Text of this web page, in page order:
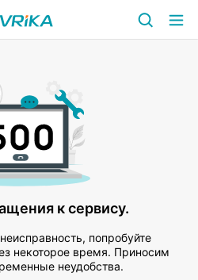
к сервису.
попробуйте
некоторое время. Приносим
неудобства.